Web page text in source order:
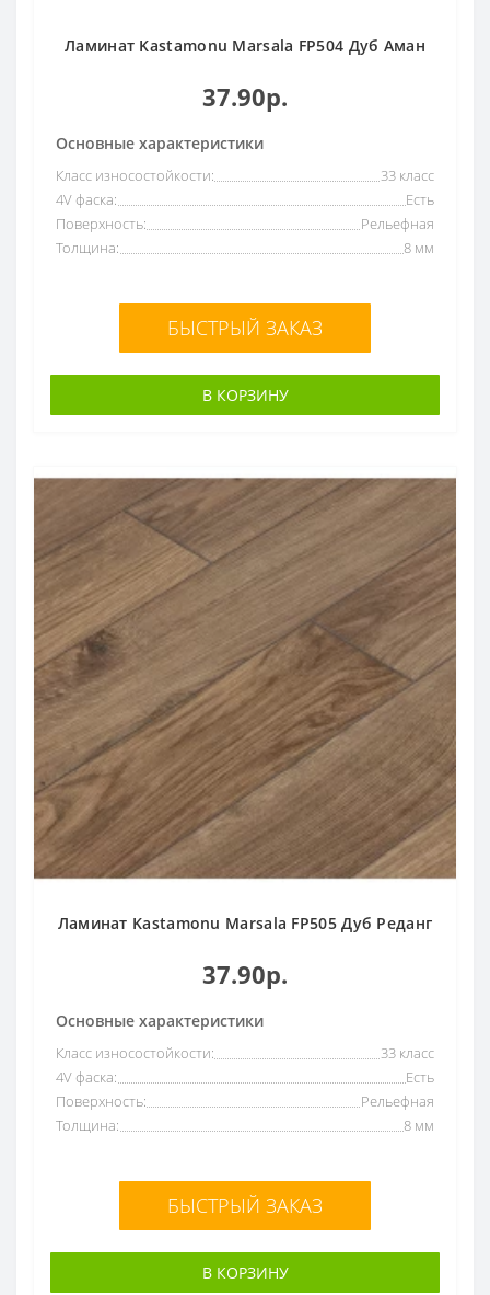
Ламинат Kastamonu Marsala FP504 Дуб Аман
37.90р.
Основные характеристики
Класс износостойкости:
33 класс
4V фаска:
Есть
Поверхность:
Рельефная
Толщина:
8 мм
БЫСТРЫЙ ЗАКАЗ
В КОРЗИНУ
Ламинат Kastamonu Marsala FP505 Дуб Реданг
37.90р.
Основные характеристики
Класс износостойкости:
33 класс
4V фаска:
Есть
Поверхность:
Рельефная
Толщина:
8 мм
БЫСТРЫЙ ЗАКАЗ
В КОРЗИНУ